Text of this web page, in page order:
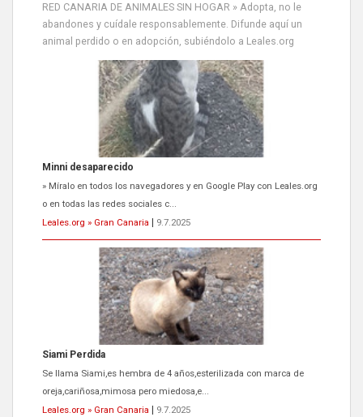
RED CANARIA DE ANIMALES SIN HOGAR » Adopta, no le
abandones y cuídale responsablemente. Difunde aquí un
animal perdido o en adopción, subiéndolo a Leales.org
Minni desaparecido
» Míralo en todos los navegadores y en Google Play con Leales.org
o en todas las redes sociales c...
Leales.org » Gran Canaria
9.7.2025
Siami Perdida
Se llama Siami,es hembra de 4 años,esterilizada con marca de
oreja,cariñosa,mimosa pero miedosa,e...
Leales.org » Gran Canaria
9.7.2025